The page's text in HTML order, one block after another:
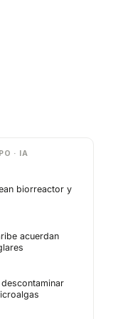
· IA
biorreactor y
acuerdan